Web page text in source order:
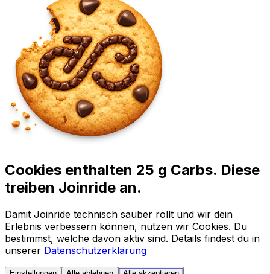
Cookies enthalten 25 g Carbs. Diese
treiben Joinride an.
Damit Joinride technisch sauber rollt und wir dein
Erlebnis verbessern können, nutzen wir Cookies. Du
bestimmst, welche davon aktiv sind. Details findest du in
unserer Datenschutzerklärung